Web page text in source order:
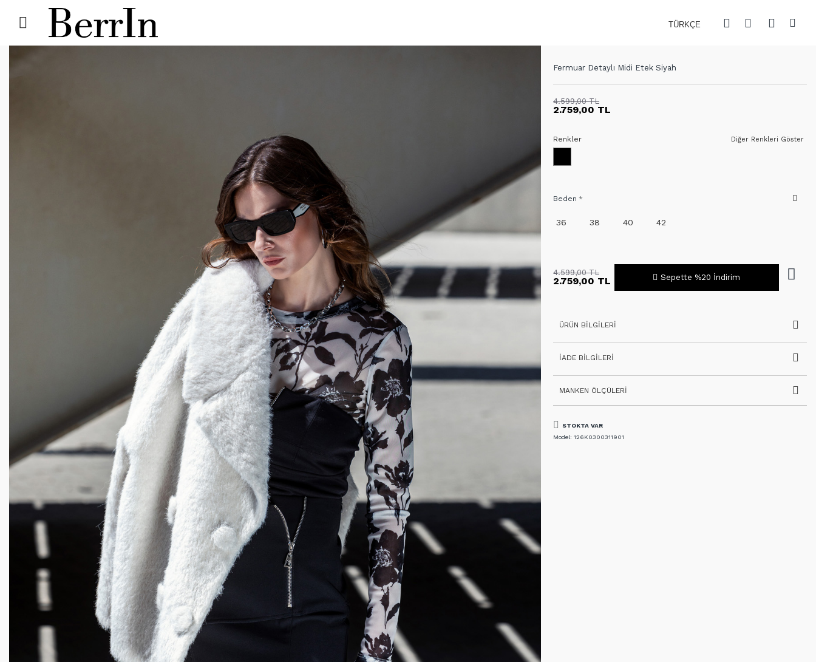
TÜRKÇE
Fermuar Detaylı Midi Etek Siyah
STOKTA VAR
Model: 126K0300311901
2.759,00 TL
4.599,00 TL
Beden
36 38 40 42
2.759,00 TL
4.599,00 TL
Sepette %20 İndirim
Diğer Renkleri Göster
Renkler
ÜRÜN BILGILERI
İADE BILGILERI
MANKEN ÖLÇÜLERI